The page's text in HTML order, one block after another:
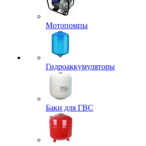
Мотопомпы
Гидроаккумуляторы
Баки для ГВС